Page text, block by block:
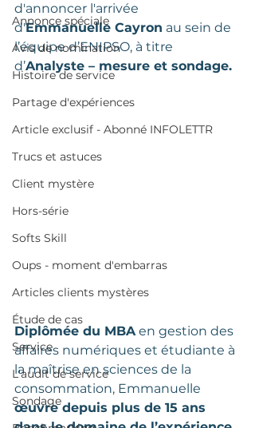
Annonce spéciale
Avis de nomination
Histoire de service
Partage d'expériences
Article exclusif - Abonné INFOLETTR
Trucs et astuces
Client mystère
Hors-série
Softs Skill
Oups - moment d'embarras
Articles clients mystères
Étude de cas
Service
L'audit de service
Sondage
d'annoncer l'arrivée
d'Emmanuelle Cayron au sein de
l’équipe d’ENIPSO, à titre
d’Analyste – mesure et sondage.
Diplômée du MBA en gestion des
affaires numériques et étudiante à
la maîtrise en sciences de la
consommation, Emmanuelle
œuvre depuis plus de 15 ans